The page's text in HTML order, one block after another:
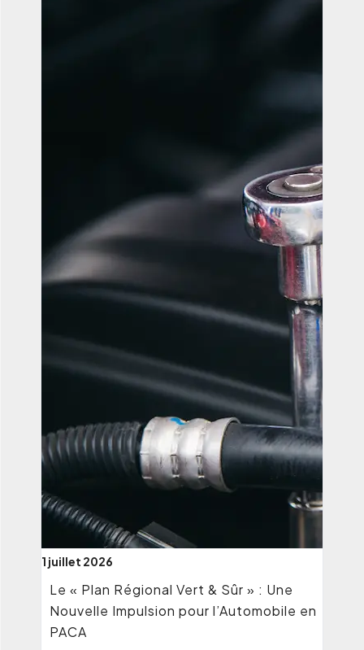
1 juillet 2026
Le « Plan Régional Vert & Sûr » : Une
Nouvelle Impulsion pour l’Automobile en
PACA